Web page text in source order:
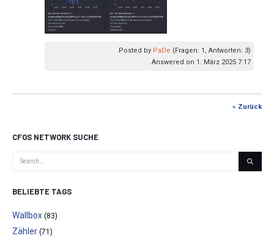
Posted by PaDe (Fragen: 1, Antworten: 3)
Answered on 1. März 2025 7:17
« Zurück
CFOS NETWORK SUCHE
BELIEBTE TAGS
Wallbox (83)
Zähler (71)